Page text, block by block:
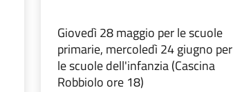
Giovedì 28 maggio per le scuole
primarie, mercoledì 24 giugno per
le scuole dell'infanzia (Cascina
Robbiolo ore 18)